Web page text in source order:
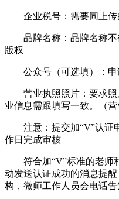
企业税号：需要同上
品牌名称：品牌名称
版权
公众号（可选填）：
营业执照照片：要求
业信息需跟填写一致。（营
注意：提交加“V”认证
作日完成审核
符合加“V”标准的老师
动发送认证成功的消息提
构，微师工作人员会电话告